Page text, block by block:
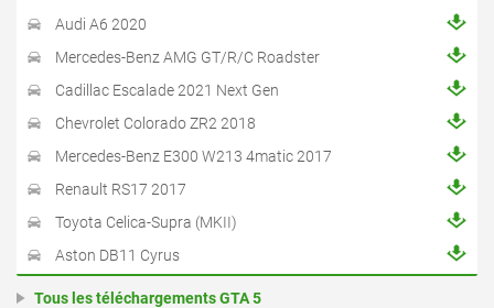
Audi A6 2020
Mercedes-Benz AMG GT/R/C Roadster
Cadillac Escalade 2021 Next Gen
Chevrolet Colorado ZR2 2018
Mercedes-Benz E300 W213 4matic 2017
Renault RS17 2017
Toyota Celica-Supra (MKII)
Aston DB11 Cyrus
Tous les téléchargements GTA 5